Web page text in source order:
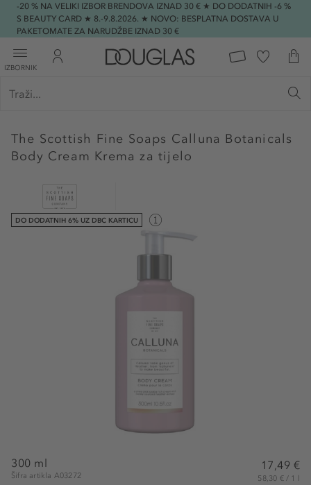
-20 % NA VELIKI IZBOR BRENDOVA IZNAD 30 € ★ DO DODATNIH -6 %
S BEAUTY CARD ★ 8.-9.8.2026. ★ NOVO: BESPLATNA DOSTAVA U
PAKETOMATE ZA NARUDŽBE IZNAD 30 €
IZBORNIK
The Scottish Fine Soaps Calluna Botanicals
Body Cream Krema za tijelo
DO DODATNIH 6% UZ DBC KARTICU
300 ml
Šifra artikla A03272
17,49 €
58,30 € / 1 l